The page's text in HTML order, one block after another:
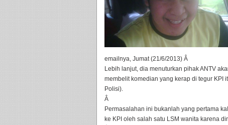
emailnya, Jumat (21/6/2013) Â
Lebih lanjut, dia menuturkan pihak ANTV
membelit komedian yang kerap di tegur KPI
Polisi).
Â
Permasalahan ini bukanlah yang pertama
ke KPI oleh salah satu LSM wanita karena